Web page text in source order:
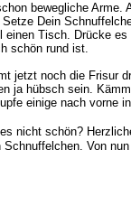
bewegliche Arme.
Dein
einen Tisch. Drücke
schön rund ist.
jetzt noch die Frisur
ja hübsch sein.
einige nach vorne
nicht schön?
Schnuffelchen. Von